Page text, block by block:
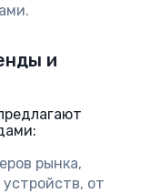
и
рынка,
от